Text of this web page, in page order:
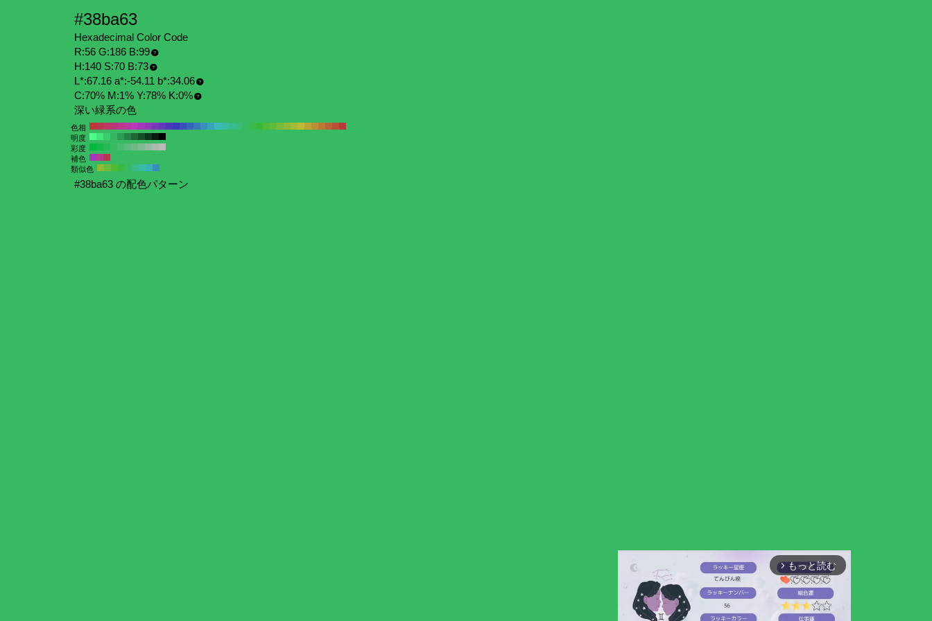
#38ba63
Hexadecimal Color Code
R:56 G:186 B:99
H:140 S:70 B:73
L*:67.16 a*:-54.11 b*:34.06
C:70% M:1% Y:78% K:0%
深い緑系の色
色相
明度
彩度
補色
類似色
#38ba63 の配色パターン
arrow_forward_ios もっと読む